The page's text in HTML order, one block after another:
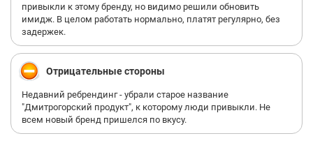
привыкли к этому бренду, но видимо решили обновить
имидж. В целом работать нормально, платят регулярно, без
задержек.
Отрицательные стороны
Недавний ребрендинг - убрали старое название
"Дмитрогорский продукт", к которому люди привыкли. Не
всем новый бренд пришелся по вкусу.